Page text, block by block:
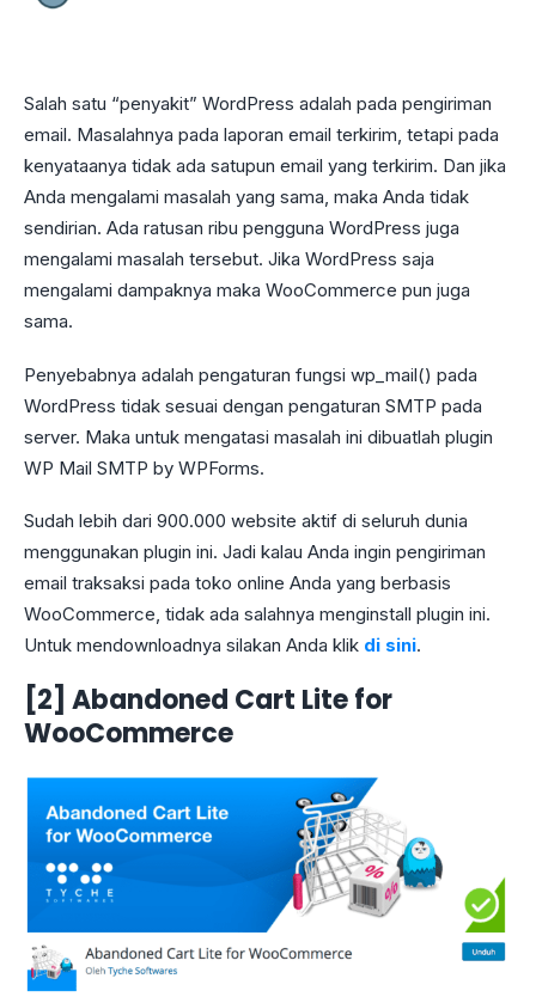
Salah satu “penyakit” WordPress adalah pada pengiriman
email. Masalahnya pada laporan email terkirim, tetapi pada
kenyataanya tidak ada satupun email yang terkirim. Dan jika
Anda mengalami masalah yang sama, maka Anda tidak
sendirian. Ada ratusan ribu pengguna WordPress juga
mengalami masalah tersebut. Jika WordPress saja
mengalami dampaknya maka WooCommerce pun juga
sama.
Penyebabnya adalah pengaturan fungsi wp_mail() pada
WordPress tidak sesuai dengan pengaturan SMTP pada
server. Maka untuk mengatasi masalah ini dibuatlah plugin
WP Mail SMTP by WPForms.
Sudah lebih dari 900.000 website aktif di seluruh dunia
menggunakan plugin ini. Jadi kalau Anda ingin pengiriman
email traksaksi pada toko online Anda yang berbasis
WooCommerce, tidak ada salahnya menginstall plugin ini.
Untuk mendownloadnya silakan Anda klik di sini.
[2] Abandoned Cart Lite for
WooCommerce